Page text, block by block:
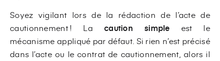
Soyez vigilant lors de la rédaction de l’acte de
cautionnement ! La caution simple est le
mécanisme appliqué par défaut. Si rien n’est précisé
dans l’acte ou le contrat de cautionnement, alors il